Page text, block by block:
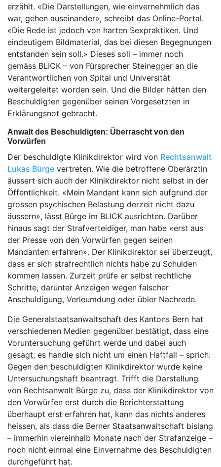
erzählt. «Die Darstellungen, wie einvernehmlich das
war, gehen auseinander», schreibt das Online-Portal.
«Die Rede ist jedoch von harten Sexpraktiken. Und
eindeutigem Bildmaterial, das bei diesen Begegnungen
entstanden sein soll.» Dieses soll – immer noch
gemäss BLICK – von Fürsprecher Steinegger an die
Verantwortlichen von Spital und Universität
weitergeleitet worden sein. Und die Bilder hätten den
Beschuldigten gegenüber seinen Vorgesetzten in
Erklärungsnot gebracht.
Anwalt des Beschuldigten: Überrascht von den
Vorwürfen
Der beschuldigte Klinikdirektor wird von Rechtsanwalt
Lukas Bürge vertreten. Wie die betroffene Oberärztin
äussert sich auch der Klinikdirektor nicht selbst in der
Öffentlichkeit. «Mein Mandant kann sich aufgrund der
grossen psychischen Belastung derzeit nicht dazu
äussern», lässt Bürge im BLICK ausrichten. Darüber
hinaus sagt der Strafverteidiger, man habe «erst aus
der Presse von den Vorwürfen gegen seinen
Mandanten erfahren». Der Klinikdirektor sei überzeugt,
dass er sich strafrechtlich nichts habe zu Schulden
kommen lassen. Zurzeit prüfe er selbst rechtliche
Schritte, darunter Anzeigen wegen falscher
Anschuldigung, Verleumdung oder übler Nachrede.
Die Generalstaatsanwaltschaft des Kantons Bern hat
verschiedenen Medien gegenüber bestätigt, dass eine
Voruntersuchung geführt werde und dabei auch
gesagt, es handle sich nicht um einen Haftfall – sprich:
Gegen den beschuldigten Klinikdirektor wurde keine
Untersuchungshaft beantragt. Trifft die Darstellung
von Rechtsanwalt Bürge zu, dass der Klinikdirektor von
den Vorwürfen erst durch die Berichterstattung
überhaupt erst erfahren hat, kann das nichts anderes
heissen, als dass die Berner Staatsanwaltschaft bislang
– immerhin viereinhalb Monate nach der Strafanzeige –
noch nicht einmal eine Einvernahme des Beschuldigten
durchgeführt hat.